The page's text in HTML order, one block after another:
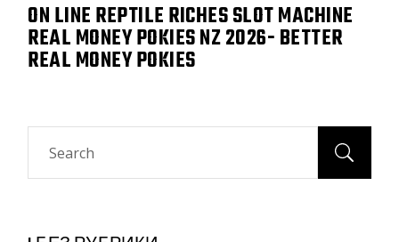
ON LINE REPTILE RICHES SLOT MACHINE
REAL MONEY POKIES NZ 2026- BETTER
REAL MONEY POKIES
Search